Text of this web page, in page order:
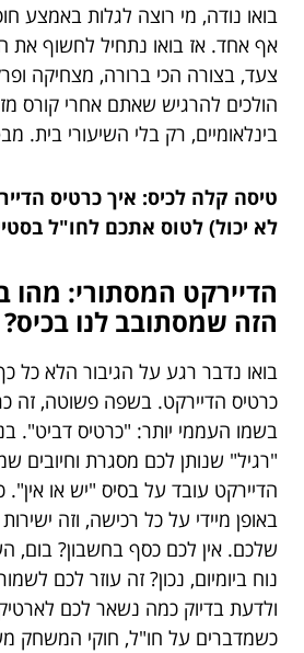
בואו נודה, מי רוצה לגלות באמצע
אף אחד. אז בואו נתחיל לחשוף את
צעד, בצורה הכי ברורה, מצחיקה
הולכים להרגיש שאתם אחרי קורס
בינלאומיים, רק בלי השיעורי בית.
טיסה קלה לכיס: איך כרטיס
לא יכול) לטוס אתכם לחו"ל
הדיירקט המסתורי: מהו
הזה שמסתובב לנו בכיס?
בואו נדבר רגע על הגיבור הלא כל
כרטיס הדיירקט. בשפה פשוטה, זה
בשמו העממי יותר: "כרטיס דביט".
"רגיל" שנותן לכם מסגרת וחיובים
הדיירקט עובד על בסיס "יש או אין".
באופן מיידי על כל רכישה, וזה
שלכם. אין לכם כסף בחשבון? בום,
נוח ביומיום, נכון? זה עוזר לכם
ולדעת בדיוק כמה נשאר לכם
כשמדברים על חו"ל, חוקי המשחק